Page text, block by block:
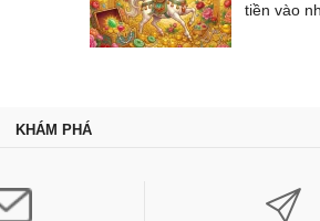
tiền vào
KHÁM PHÁ